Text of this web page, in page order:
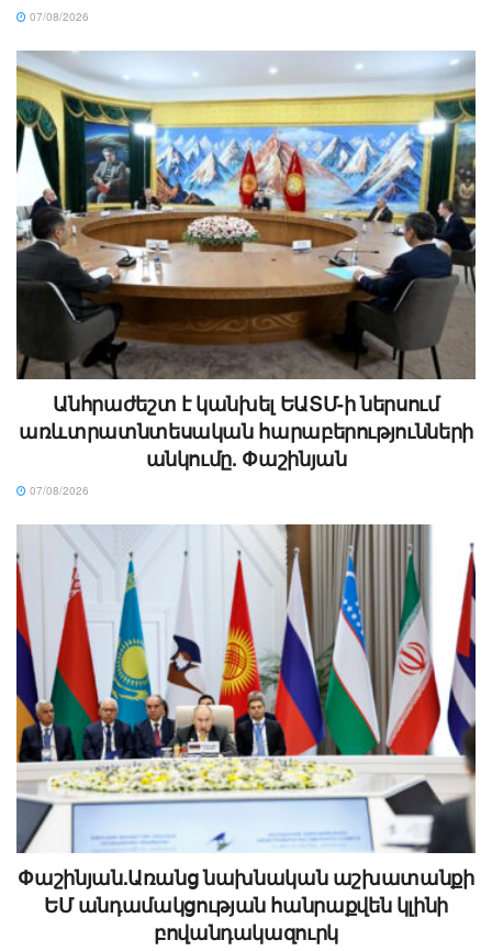
07/08/2026
Անհրաժեշտ է կանխել ԵԱՏՄ-ի ներսում
առևտրատնտեսական հարաբերությունների
անկումը. Փաշինյան
07/08/2026
Փաշինյան.Առանց նախնական աշխատանքի
ԵՄ անդամակցության հանրաքվեն կլինի
բովանդակազուրկ